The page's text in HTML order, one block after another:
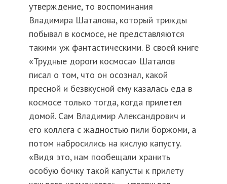
утверждение, то воспоминания
Владимира Шаталова, который трижды
побывал в космосе, не представляются
такими уж фантастическими. В своей книге
«Трудные дороги космоса» Шаталов
писал о том, что он осознал, какой
пресной и безвкусной ему казалась еда в
космосе только тогда, когда прилетел
домой. Сам Владимир Александрович и
его коллега с жадностью пили боржоми, а
потом набросились на кислую капусту.
«Видя это, нам пообещали хранить
особую бочку такой капусты к прилету